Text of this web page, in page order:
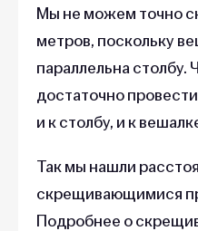
Мы не можем точно
метров, поскольку
параллельна столбу.
достаточно
и к столбу, и к
Так мы нашли
скрещивающимися
Подробнее о